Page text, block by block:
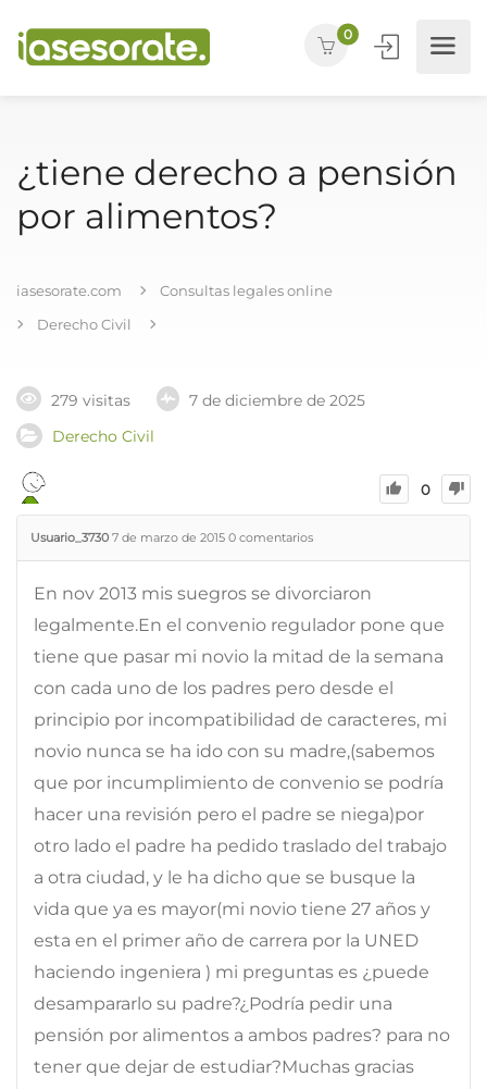
0
¿tiene derecho a pensión
por alimentos?
iasesorate.com
Consultas legales online
Derecho Civil
279 visitas
7 de diciembre de 2025
Derecho Civil
0
Usuario_3730 7 de marzo de 2015 0 comentarios
En nov 2013 mis suegros se divorciaron
legalmente.En el convenio regulador pone que
tiene que pasar mi novio la mitad de la semana
con cada uno de los padres pero desde el
principio por incompatibilidad de caracteres, mi
novio nunca se ha ido con su madre,(sabemos
que por incumplimiento de convenio se podría
hacer una revisión pero el padre se niega)por
otro lado el padre ha pedido traslado del trabajo
a otra ciudad, y le ha dicho que se busque la
vida que ya es mayor(mi novio tiene 27 años y
esta en el primer año de carrera por la UNED
haciendo ingeniera ) mi preguntas es ¿puede
desampararlo su padre?¿Podría pedir una
pensión por alimentos a ambos padres? para no
tener que dejar de estudiar?Muchas gracias